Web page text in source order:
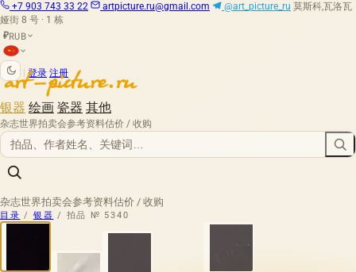
+7 903 743 33 22 artpicture.ru@gmail.com @art_picture_ru 莫斯科,瓦洛瓦
娅街 8 号 · 1 栋
₽RUB
登录 注册
银器 绘画 瓷器 其他
杂志世界拍卖会参考资料估价 / 收购
杂志世界拍卖会参考资料估价 / 收购
目录 / 银器 / 拍品 № 5340